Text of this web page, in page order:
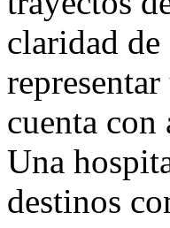
claridad de
cuenta con
Una
destinos